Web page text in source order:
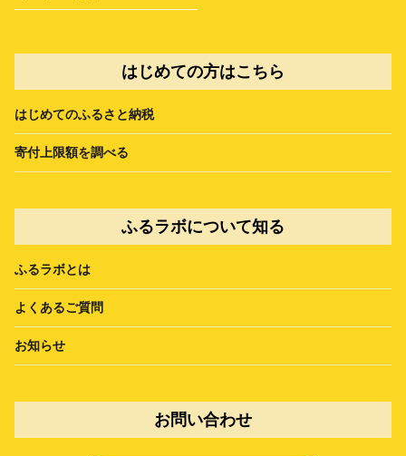
はじめての方はこちら
はじめてのふるさと納税
寄付上限額を調べる
ふるラボについて知る
ふるラボとは
よくあるご質問
お知らせ
お問い合わせ